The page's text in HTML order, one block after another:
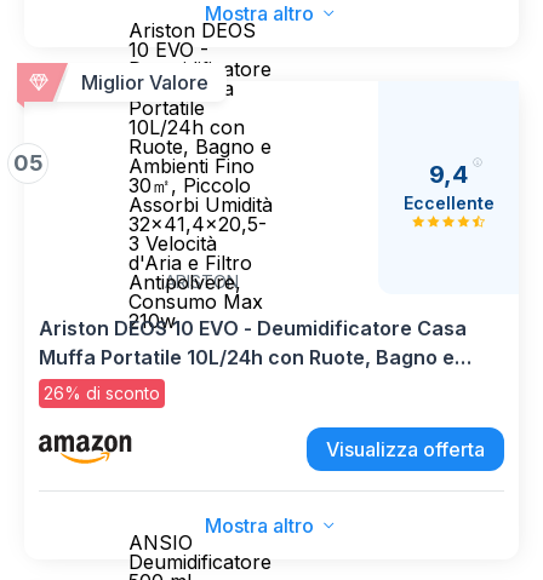
Mostra altro
Miglior Valore
05
Ariston DEOS
10 EVO -
Deumidificatore
Casa Muffa
Portatile
10L/24h con
Ruote, Bagno e
Ambienti Fino
30㎡, Piccolo
Assorbi Umidità
32x41,4x20,5-
3 Velocità
d'Aria e Filtro
Antipolvere,
Consumo Max
210w
ARISTON
9,4
Eccellente
Ariston DEOS 10 EVO - Deumidificatore Casa
Muffa Portatile 10L/24h con Ruote, Bagno e
Ambienti Fino 30㎡, Piccolo Assorbi Umidità
32x41,4x20,5-3 Velocità d'Aria e Filtro
Antipolvere, Consumo Max 210w
26% di sconto
Visualizza offerta
Mostra altro
ANSIO
Deumidificatore